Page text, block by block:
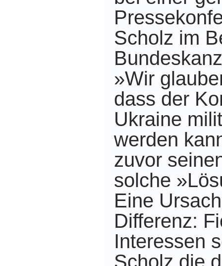
Scholz im
»Wir
dass der
Ukraine
werden
zuvor
solche
Eine
Differenz:
Interessen
Scholz die